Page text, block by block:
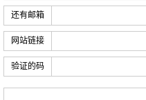
还有邮箱
网站链接
验证的码